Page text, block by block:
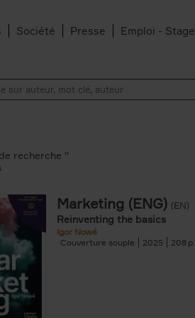
Société Presse Emploi - Stage
filter
recherche ''
Marketing (ENG) (EN)
Reinventing the basics
Igor Nowé
Couverture souple
2025 208